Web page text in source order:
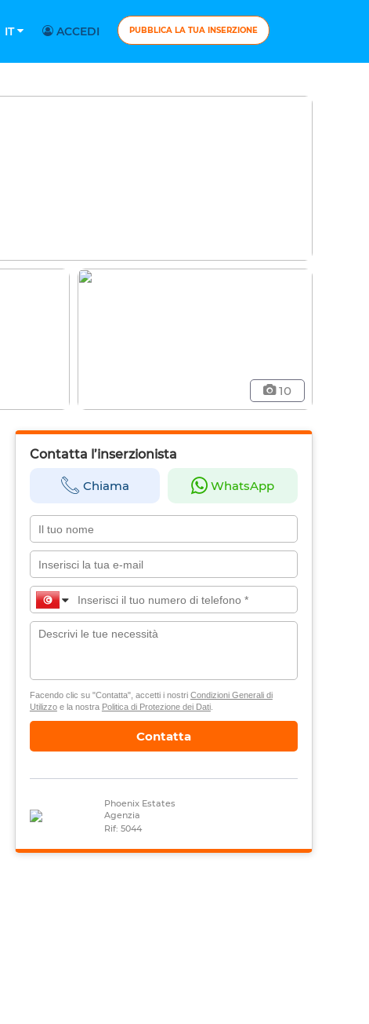
IT ACCEDI PUBBLICA LA TUA INSERZIONE
10
Contatta l’inserzionista
Chiama WhatsApp
Facendo clic su "Contatta", accetti i nostri Condizioni Generali di
Utilizzoe la nostra Politica di Protezione dei Dati.
Contatta
Phoenix Estates
Agenzia
Rif: 5044